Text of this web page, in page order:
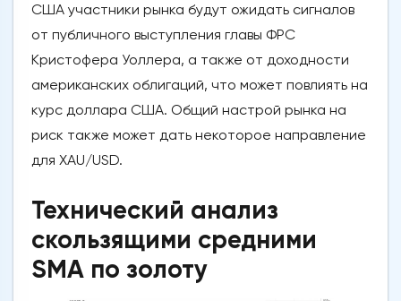
США участники рынка будут ожидать сигналов
от публичного выступления главы ФРС
Кристофера Уоллера, а также от доходности
американских облигаций, что может повлиять на
курс доллара США. Общий настрой рынка на
риск также может дать некоторое направление
для XAU/USD.
Технический анализ
скользящими средними
SMA по золоту